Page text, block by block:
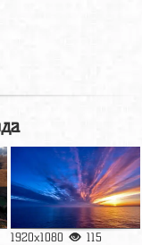
1920x1080 115